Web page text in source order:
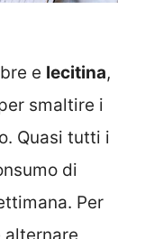
e lecitina,
smaltire i
Quasi tutti i
di
Per